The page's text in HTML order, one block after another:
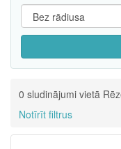
0 sludinājumi vietā
Notīrīt filtrus